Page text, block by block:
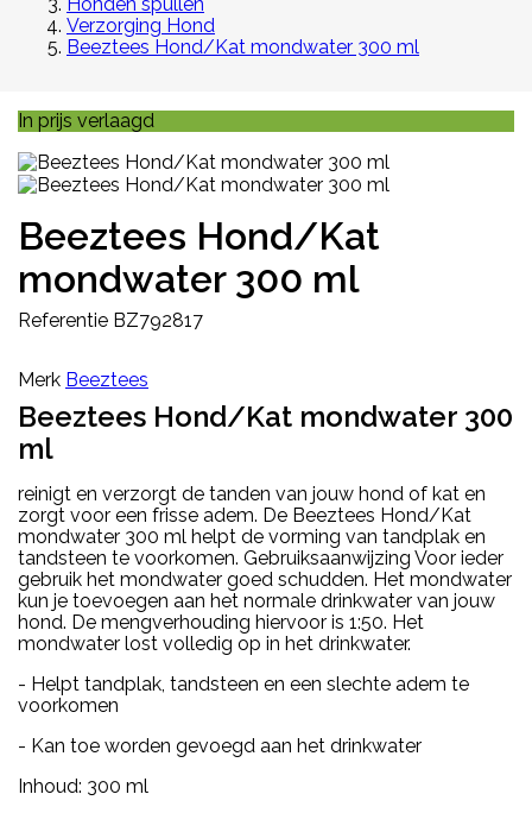
Verzorging Hond
Beeztees Hond/Kat mondwater 300 ml
In prijs verlaagd
Beeztees Hond/Kat
mondwater 300 ml
Referentie BZ792817
Merk Beeztees
Beeztees Hond/Kat mondwater 300
ml
reinigt en verzorgt de tanden van jouw hond of kat en
zorgt voor een frisse adem. De Beeztees Hond/Kat
mondwater 300 ml helpt de vorming van tandplak en
tandsteen te voorkomen. Gebruiksaanwijzing Voor ieder
gebruik het mondwater goed schudden. Het mondwater
kun je toevoegen aan het normale drinkwater van jouw
hond. De mengverhouding hiervoor is 1:50. Het
mondwater lost volledig op in het drinkwater.
- Helpt tandplak, tandsteen en een slechte adem te
voorkomen
- Kan toe worden gevoegd aan het drinkwater
Inhoud: 300 ml